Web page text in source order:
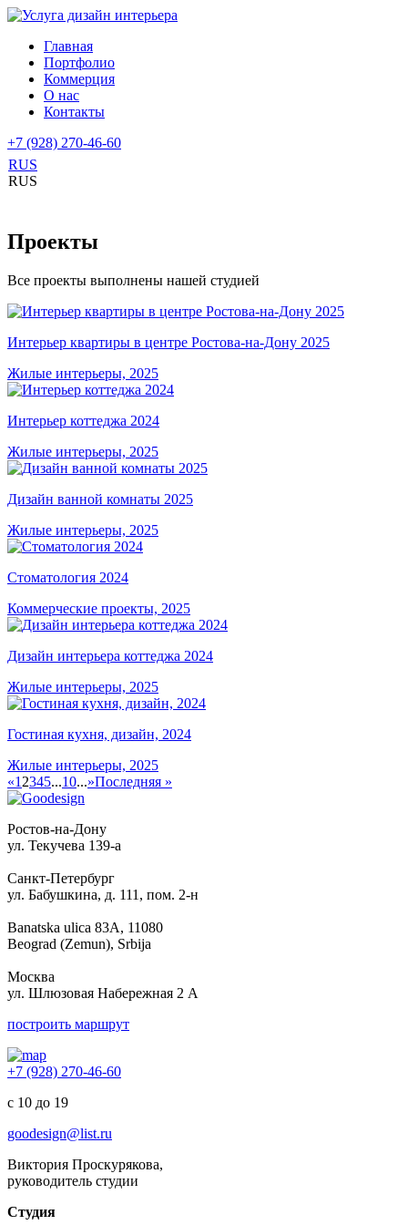
Главная
Портфолио
Коммерция
О нас
Контакты
+7 (928) 270-46-60
RUS
RUS
Проекты
Все проекты выполнены нашей студией
Интерьер квартиры в центре Ростова-на-Дону 2025
Жилые интерьеры, 2025
Интерьер коттеджа 2024
Жилые интерьеры, 2025
Дизайн ванной комнаты 2025
Жилые интерьеры, 2025
Стоматология 2024
Коммерческие проекты, 2025
Дизайн интерьера коттеджа 2024
Жилые интерьеры, 2025
Гостиная кухня, дизайн, 2024
Жилые интерьеры, 2025
«1 2345...10...»Последняя »
Ростов-на-Дону
ул. Текучева 139-а
Санкт-Петербург
ул. Бабушкина, д. 111, пом. 2-н
Banatska ulica 83A, 11080
Beograd (Zemun), Srbija
Москва
ул. Шлюзовая Набережная 2 А
построить маршрут
+7 (928) 270-46-60
с 10 до 19
goodesign@list.ru
Виктория Проскурякова,
руководитель студии
Студия